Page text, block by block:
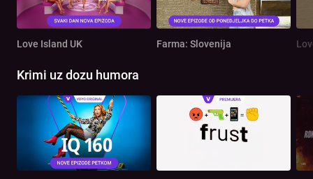
Love Island UK Farma: Slovenija
Krimi uz dozu humora